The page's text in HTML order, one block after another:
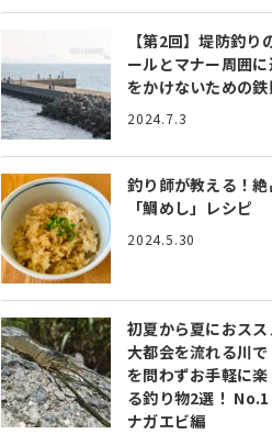
【第2回】堤防釣り
ールとマナー周囲
をかけないための鉄
2024.7.3
釣り師が教える！絶
「鯛めし」レシピ
2024.5.30
初夏から夏におスス
大都会を流れる川で
を問わずお手軽に楽
る釣り物2選！
ナガエビ編